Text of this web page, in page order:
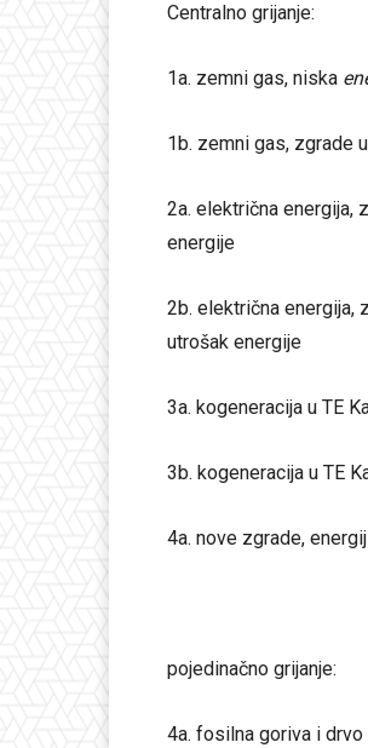
Centralno grijanje:
1a. zemni gas, niska
1b. zemni gas, zgrade
2a. električna energija,
energije
2b. električna energija,
utrošak energije
3a. kogeneracija u TE
3b. kogeneracija u TE
4a. nove zgrade,
pojedinačno grijanje:
4a. fosilna goriva i drvo